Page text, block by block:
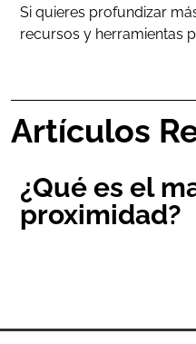
Si quieres profundizar
recursos y herramientas
Artículos
¿Qué es el
proximidad?